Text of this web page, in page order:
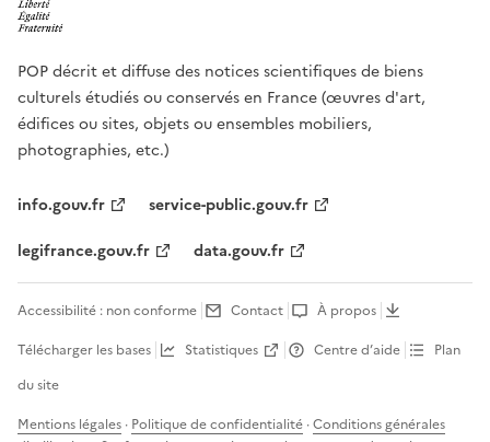
POP décrit et diffuse des notices scientifiques de biens
culturels étudiés ou conservés en France (œuvres d'art,
édifices ou sites, objets ou ensembles mobiliers,
photographies, etc.)
info.gouv.fr
service-public.gouv.fr
legifrance.gouv.fr
data.gouv.fr
Accessibilité : non conforme Contact
À propos
Télécharger les bases
Statistiques Centre d’aide
Plan
du site
Mentions légales · Politique de confidentialité ·Conditions générales